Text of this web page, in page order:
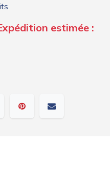
estimée :